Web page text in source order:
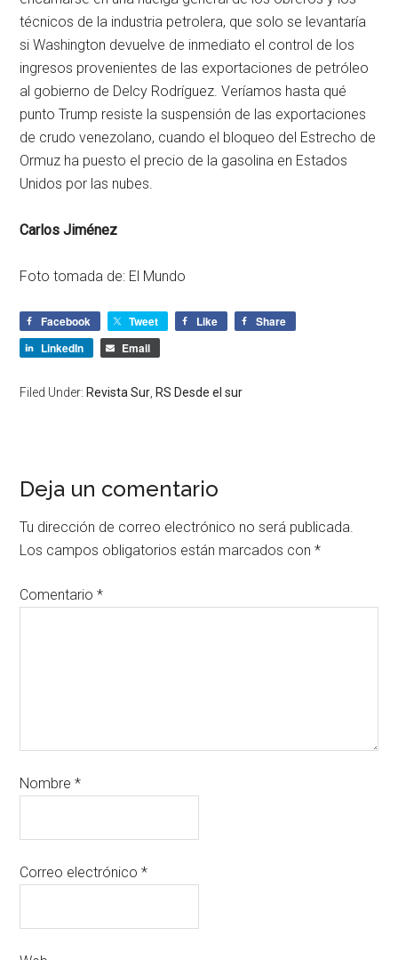
técnicos de la industria petrolera, que solo se levantaría
si Washington devuelve de inmediato el control de los
ingresos provenientes de las exportaciones de petróleo
al gobierno de Delcy Rodríguez. Veríamos hasta qué
punto Trump resiste la suspensión de las exportaciones
de crudo venezolano, cuando el bloqueo del Estrecho de
Ormuz ha puesto el precio de la gasolina en Estados
Unidos por las nubes.
Carlos Jiménez
Foto tomada de: El Mundo
Facebook Tweet Like
Share
LinkedIn
Email
Filed Under: Revista Sur RS Desde el sur
Deja un comentario
Tu dirección de correo electrónico no será publicada.
Los campos obligatorios están marcados con*
Comentario*
Nombre*
Correo electrónico*